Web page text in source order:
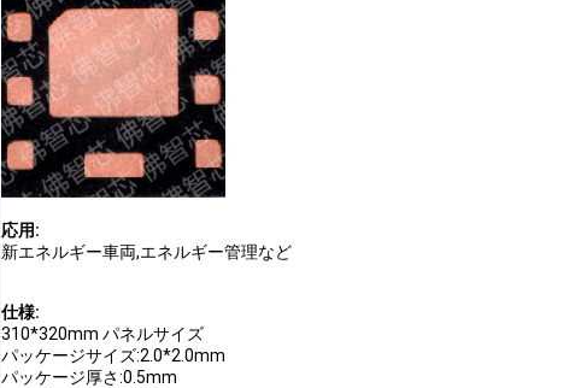
応用:
新エネルギー車両,エネルギー管理など
仕様:
310*320mm パネルサイズ
パッケージサイズ:2.0*2.0mm
パッケージ厚さ:0.5mm